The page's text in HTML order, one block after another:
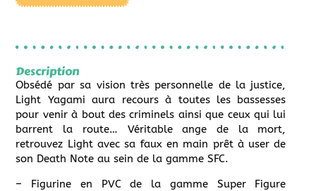
Description
Obsédé par sa vision très personnelle de la justice,
Light Yagami aura recours à toutes les bassesses
pour venir à bout des criminels ainsi que ceux qui lui
barrent la route… Véritable ange de la mort,
retrouvez Light avec sa faux en main prêt à user de
son Death Note au sein de la gamme SFC.
– Figurine en PVC de la gamme Super Figure